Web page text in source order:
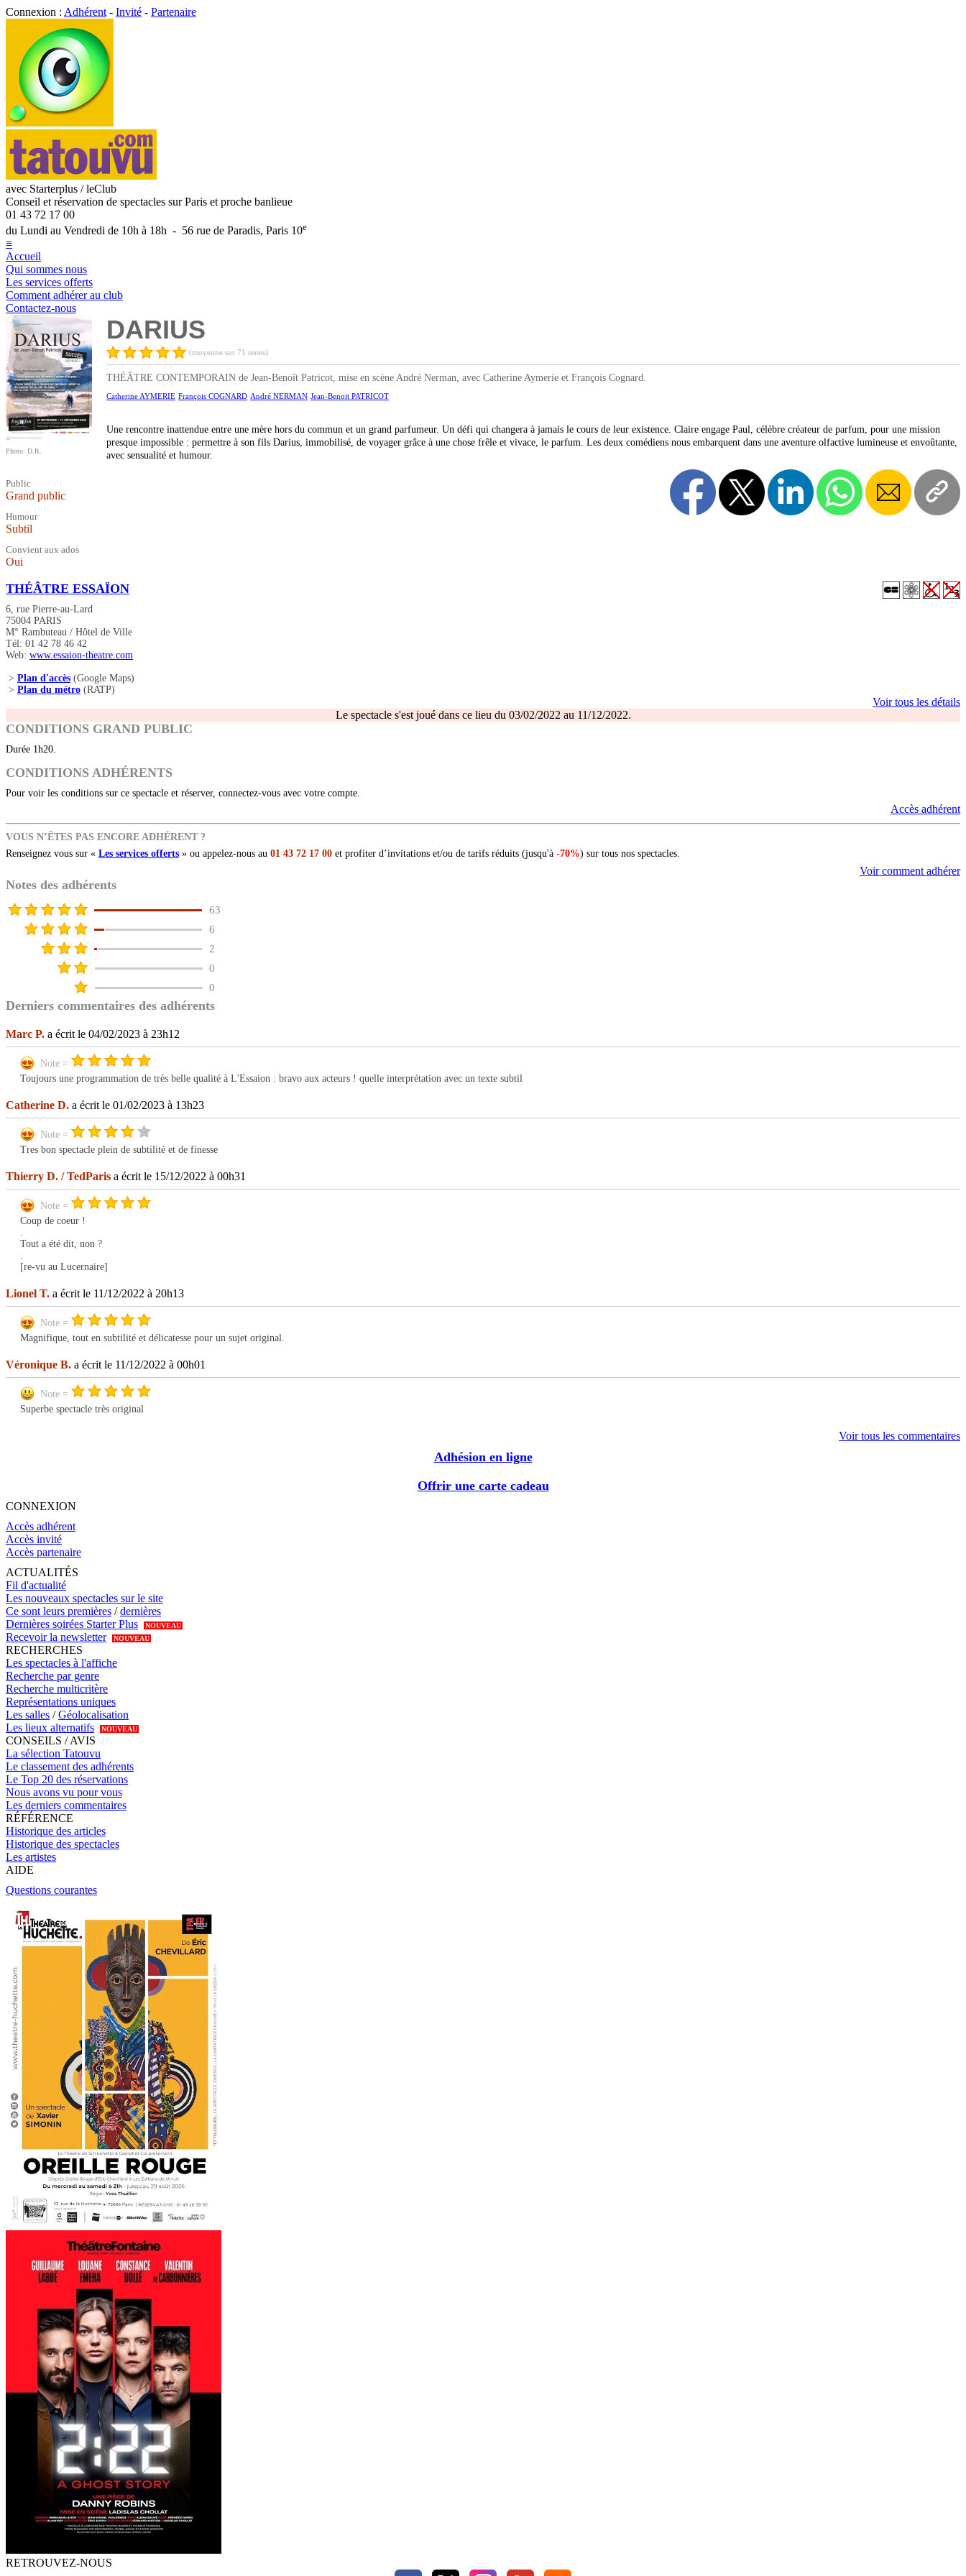
Connexion : Adhérent - Invité - Partenaire
avec Starterplus / leClub
Conseil et réservation de spectacles sur Paris et proche banlieue
01 43 72 17 00
du Lundi au Vendredi de 10h à 18h - 56 rue de Paradis, Paris 10e
≡
Accueil
Qui sommes nous
Les services offerts
Comment adhérer au club
Contactez-nous
Photo: D.R.
Public
Grand public
Humour
Subtil
Convient aux ados
Oui
DARIUS
(moyenne sur 71 notes)
THÉÂTRE CONTEMPORAIN de Jean-Benoît Patricot, mise en scène André Nerman, avec Catherine Aymerie et François Cognard.
Catherine AYMERIE François COGNARD André NERMAN Jean-Benoit PATRICOT
Une rencontre inattendue entre une mère hors du commun et un grand parfumeur. Un défi qui changera à jamais le cours de leur existence. Claire engage Paul, célèbre créateur de parfum, pour une mission
presque impossible : permettre à son fils Darius, immobilisé, de voyager grâce à une chose frêle et vivace, le parfum. Les deux comédiens nous embarquent dans une aventure olfactive lumineuse et envoûtante,
avec sensualité et humour.
THÉÂTRE ESSAÏON
6, rue Pierre-au-Lard
75004 PARIS
M° Rambuteau / Hôtel de Ville
Tél: 01 42 78 46 42
Web: www.essaion-theatre.com
> Plan d'accès (Google Maps)
> Plan du métro (RATP)
Voir tous les détails
Le spectacle s'est joué dans ce lieu du 03/02/2022 au 11/12/2022.
CONDITIONS GRAND PUBLIC
Durée 1h20.
CONDITIONS ADHÉRENTS
Pour voir les conditions sur ce spectacle et réserver, connectez-vous avec votre compte.
Accès adhérent
VOUS N’ÊTES PAS ENCORE ADHÉRENT ?
Renseignez vous sur « Les services offerts » ou appelez-nous au 01 43 72 17 00 et profiter d’invitations et/ou de tarifs réduits (jusqu'à -70%) sur tous nos spectacles.
Voir comment adhérer
Notes des adhérents
63
6
2
0
0
Derniers commentaires des adhérents
Marc P. a écrit le 04/02/2023 à 23h12
Note =
Toujours une programmation de très belle qualité à L'Essaion : bravo aux acteurs ! quelle interprétation avec un texte subtil
Catherine D. a écrit le 01/02/2023 à 13h23
Note =
Tres bon spectacle plein de subtilité et de finesse
Thierry D. / TedParis a écrit le 15/12/2022 à 00h31
Note =
Coup de coeur !
.
Tout a été dit, non ?
.
[re-vu au Lucernaire]
Lionel T. a écrit le 11/12/2022 à 20h13
Note =
Magnifique, tout en subtilité et délicatesse pour un sujet original.
Véronique B. a écrit le 11/12/2022 à 00h01
Note =
Superbe spectacle très original
Voir tous les commentaires
Adhésion en ligne
Offrir une carte cadeau
CONNEXION
Accès adhérent
Accès invité
Accès partenaire
ACTUALITÉS
Fil d'actualité
Les nouveaux spectacles sur le site
Ce sont leurs premières /dernières
Dernières soirées Starter Plus
NOUVEAU
Recevoir la newsletter NOUVEAU
RECHERCHES
Les spectacles à l'affiche
Recherche par genre
Recherche multicritère
Représentations uniques
Les salles /Géolocalisation
Les lieux alternatifs
NOUVEAU
CONSEILS / AVIS
La sélection Tatouvu
Le classement des adhérents
Le Top 20 des réservations
Nous avons vu pour vous
Les derniers commentaires
RÉFÉRENCE
Historique des articles
Historique des spectacles
Les artistes
AIDE
Questions courantes
RETROUVEZ-NOUS